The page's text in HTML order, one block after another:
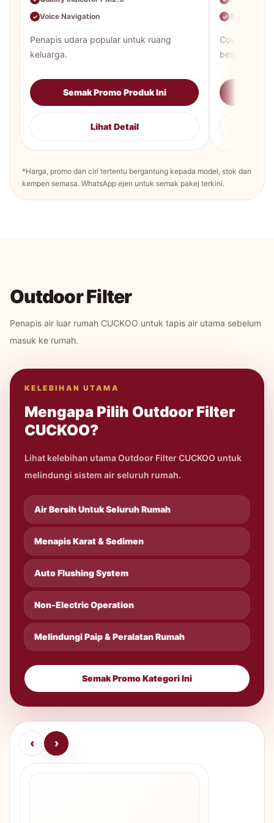
✓ Voice Navigation
Penapis udara popular untuk ruang
keluarga.
Semak Promo Produk Ini
Lihat Detail
✓ 8-color air
Coverage
besar.
*Harga, promo dan ciri tertentu bergantung kepada model, stok dan
kempen semasa. WhatsApp ejen untuk semak pakej terkini.
Outdoor Filter
Penapis air luar rumah CUCKOO untuk tapis air utama sebelum
masuk ke rumah.
KELEBIHAN UTAMA
Mengapa Pilih Outdoor Filter
CUCKOO?
Lihat kelebihan utama Outdoor Filter CUCKOO untuk
melindungi sistem air seluruh rumah.
Air Bersih Untuk Seluruh Rumah
Menapis Karat & Sedimen
Auto Flushing System
Non-Electric Operation
Melindungi Paip & Peralatan Rumah
Semak Promo Kategori Ini
‹ ›